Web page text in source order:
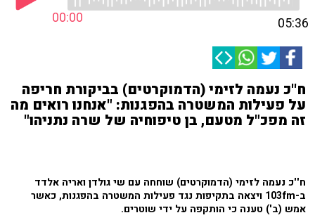
00:00 05:36
ח''כ נעמה לזימי (הדמוקרטים) בביקורת חריפה
על פעילות המשטרה בהפגנות: "אנחנו רואים מה
זה מפכ"ל מטעם, בן טיפוחיה של שרה נתניהו"
ח''כ נעמה לזימי (הדמוקרטים) שוחחה עם שי גולדן ואריה אלדד
ב-103fm ויצאה בתקיפות נגד פעילות המשטרה בהפגנות, כאשר
אמש (ב') טענה כי הותקפה על ידי שוטרים.